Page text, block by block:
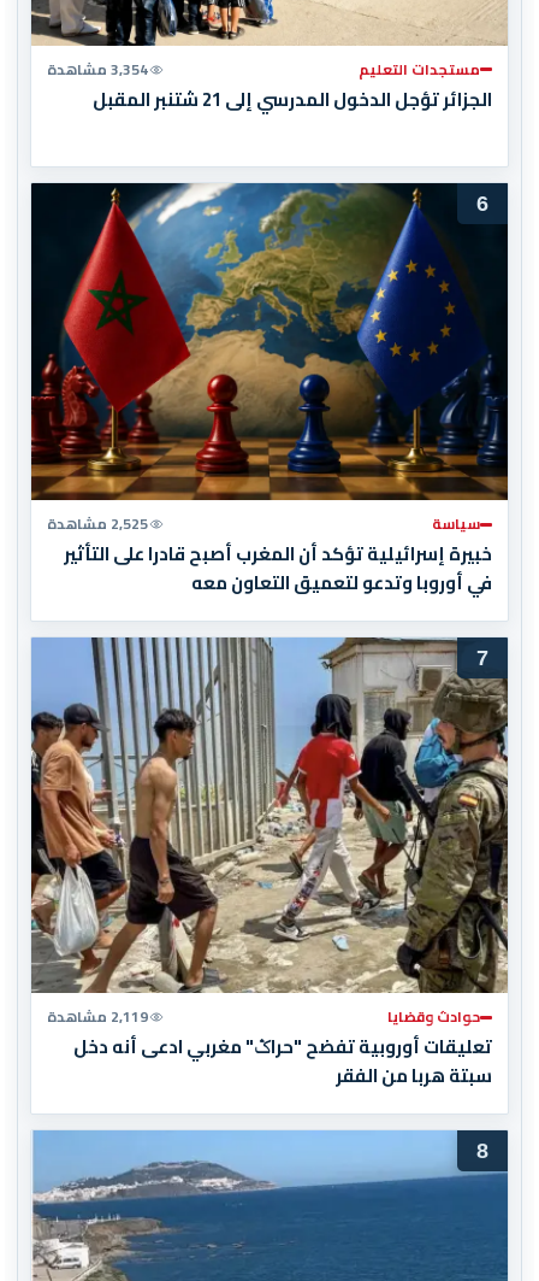
مستجدات التعليم 3,354 مشاهدة
الجزائر تؤجل الدخول المدرسي إلى 21 شتنبر المقبل
6
سياسة 2,525 مشاهدة
خبيرة إسرائيلية تؤكد أن المغرب أصبح قادرا على التأثير
في أوروبا وتدعو لتعميق التعاون معه
7
حوادث وقضايا 2,119 مشاهدة
تعليقات أوروبية تفضح "حراݣ" مغربي ادعى أنه دخل
سبتة هربا من الفقر
8